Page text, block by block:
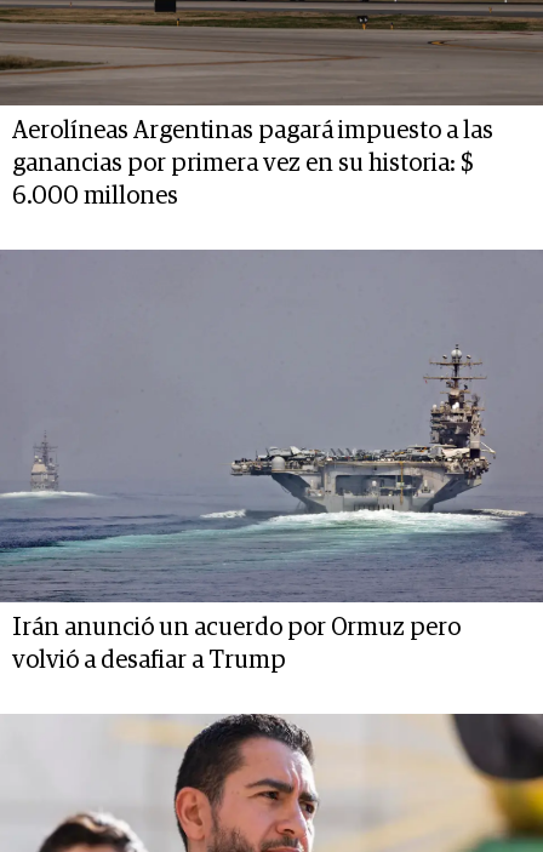
Aerolíneas Argentinas pagará impuesto a las
ganancias por primera vez en su historia: $
6.000 millones
Irán anunció un acuerdo por Ormuz pero
volvió a desafiar a Trump